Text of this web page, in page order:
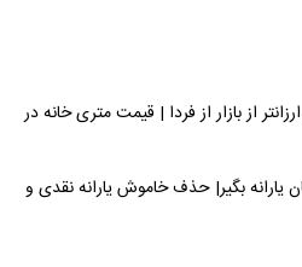
از بازار از فردا | قیمت متری خانه در
یارانه بگیر| حذف خاموش یارانه‌ نقدی و